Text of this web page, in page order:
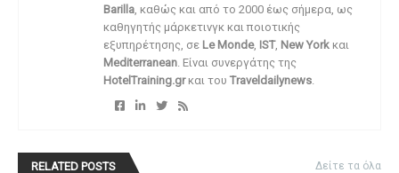
Barilla, καθώς και από το 2000 έως σήμερα, ως
καθηγητής μάρκετινγκ και ποιοτικής
εξυπηρέτησης, σε Le Monde, IST, New York και
Mediterranean. Είναι συνεργάτης της
HotelTraining.grκαι του Traveldailynews.
RELATED POSTS Δείτε τα όλα